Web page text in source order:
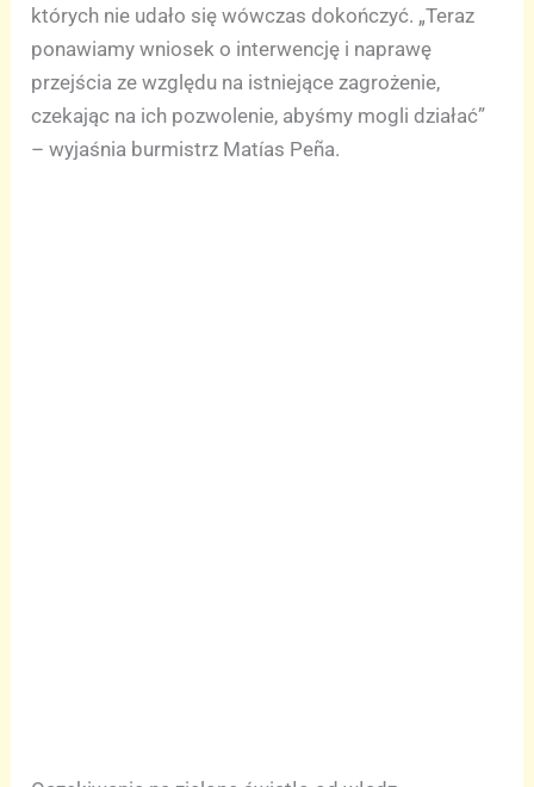
których nie udało się wówczas dokończyć. „Teraz
ponawiamy wniosek o interwencję i naprawę
przejścia ze względu na istniejące zagrożenie,
czekając na ich pozwolenie, abyśmy mogli działać”
– wyjaśnia burmistrz Matías Peña.